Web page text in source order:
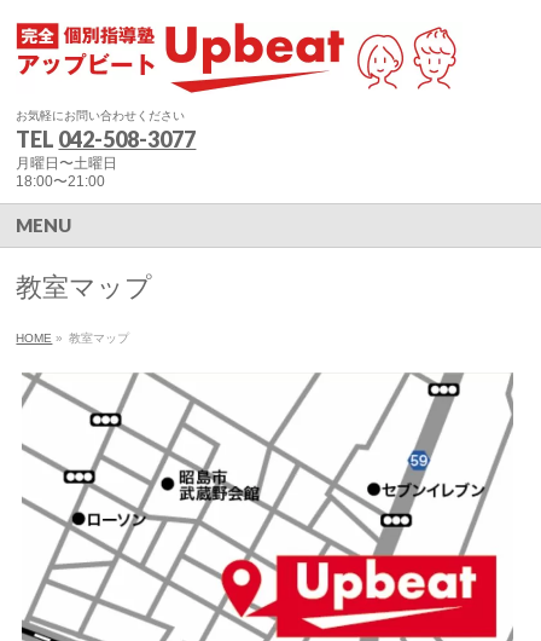
お気軽にお問い合わせください
TEL 042-508-3077
月曜日〜土曜日
18:00〜21:00
MENU
教室マップ
HOME » 教室マップ